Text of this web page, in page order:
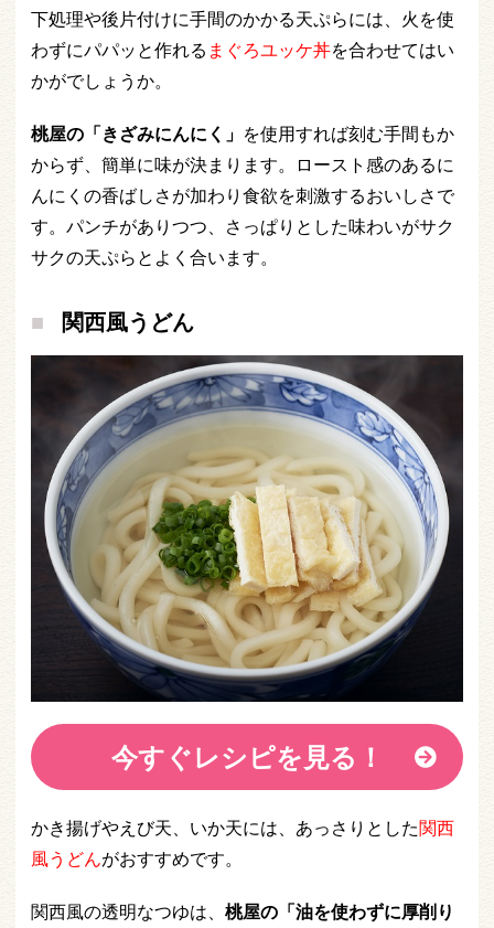
下処理や後片付けに手間のかかる天ぷらには、火を使
わずにパパッと作れる まぐろユッケ丼を合わせてはい
かがでしょうか。
桃屋の「きざみにんにく」 を使用すれば刻む手間もか
からず、簡単に味が決まります。ロースト感のあるに
んにくの香ばしさが加わり食欲を刺激するおいしさで
す。パンチがありつつ、さっぱりとした味わいがサク
サクの天ぷらとよく合います。
関西風うどん
今すぐレシピを見る！
かき揚げやえび天、いか天には、あっさりとした関西
風うどんがおすすめです。
関西風の透明なつゆは、 桃屋の「油を使わずに厚削り